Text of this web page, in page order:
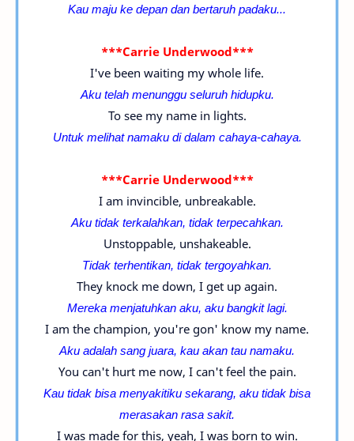
Kau maju ke depan dan bertaruh padaku...
***Carrie Underwood***
I've been waiting my whole life.
Aku telah menunggu seluruh hidupku.
To see my name in lights.
Untuk melihat namaku di dalam cahaya-cahaya.
***Carrie Underwood***
I am invincible, unbreakable.
Aku tidak terkalahkan, tidak terpecahkan.
Unstoppable, unshakeable.
Tidak terhentikan, tidak tergoyahkan.
They knock me down, I get up again.
Mereka menjatuhkan aku, aku bangkit lagi.
I am the champion, you're gon' know my name.
Aku adalah sang juara, kau akan tau namaku.
You can't hurt me now, I can't feel the pain.
Kau tidak bisa menyakitiku sekarang, aku tidak bisa
merasakan rasa sakit.
I was made for this, yeah, I was born to win.